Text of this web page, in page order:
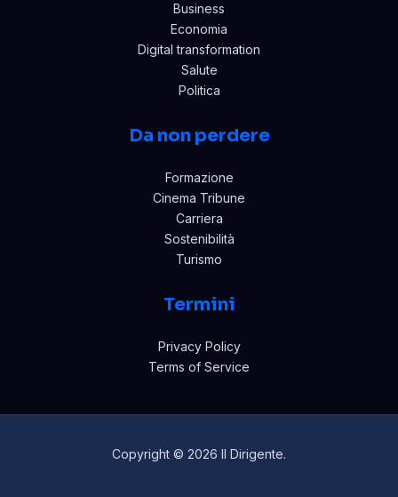
Business
Economia
Digital transformation
Salute
Politica
Da non perdere
Formazione
Cinema Tribune
Carriera
Sostenibilità
Turismo
Termini
Privacy Policy
Terms of Service
Copyright © 2026 Il Dirigente.